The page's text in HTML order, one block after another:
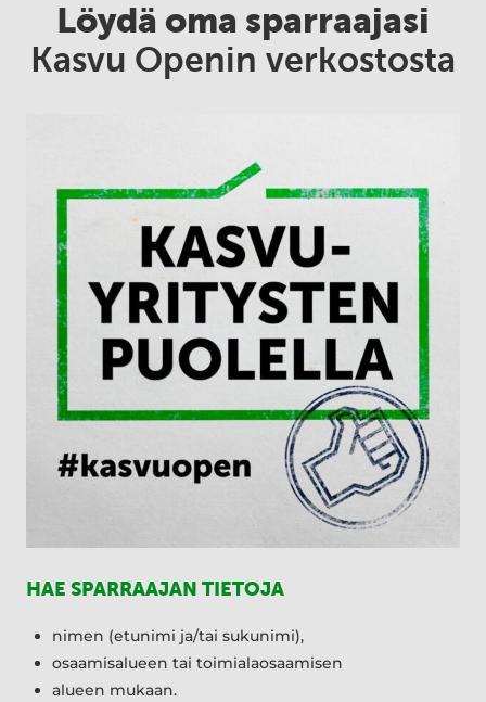
Löydä oma sparraajasi
Kasvu Openin verkostosta
HAE SPARRAAJAN TIETOJA
nimen (etunimi ja/tai sukunimi),
osaamisalueen tai toimialaosaamisen
alueen mukaan.